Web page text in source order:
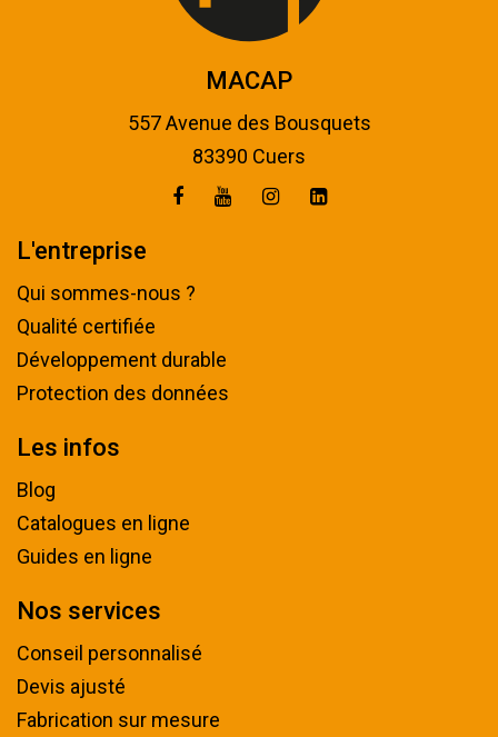
MACAP
557 Avenue des Bousquets
83390 Cuers
L'entreprise
Qui sommes-nous ?
Qualité certifiée
Développement durable
Protection des données
Les infos
Blog
Catalogues en ligne
Guides en ligne
Nos services
Conseil personnalisé
Devis ajusté
Fabrication sur mesure